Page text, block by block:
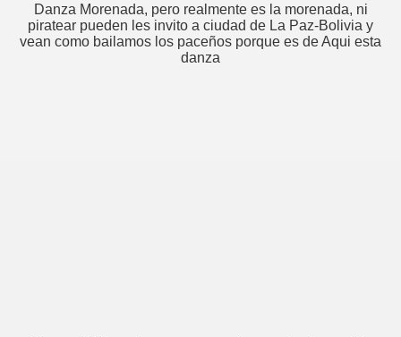
Danza Morenada, pero realmente es la morenada, ni
piratear pueden les invito a ciudad de La Paz-Bolivia y
vean como bailamos los paceños porque es de Aqui esta
danza